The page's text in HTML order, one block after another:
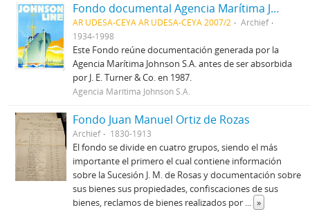
Fondo documental Agencia Marítima Johnson S.A.
AR UDESA-CEYA AR UDESA-CEYA 2007/2
Archief
1934-1998
Este Fondo reúne documentación generada por la
Agencia Marítima Johnson S.A. antes de ser absorbida
por J. E. Turner & Co. en 1987.
Agencia Marítima Johnson S.A.
Fondo Juan Manuel Ortiz de Rozas
Archief 1830-1913
El fondo se divide en cuatro grupos, siendo el más
importante el primero el cual contiene información
sobre la Sucesión J. M. de Rosas y documentación sobre
sus bienes sus propiedades, confiscaciones de sus
bienes, reclamos de bienes realizados por ... »